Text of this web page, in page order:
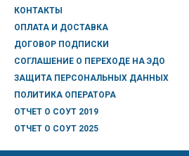
КОНТАКТЫ
ОПЛАТА И ДОСТАВКА
ДОГОВОР ПОДПИСКИ
СОГЛАШЕНИЕ О ПЕРЕХОДЕ НА ЭДО
ЗАЩИТА ПЕРСОНАЛЬНЫХ ДАННЫХ
ПОЛИТИКА ОПЕРАТОРА
ОТЧЕТ О СОУТ 2019
ОТЧЕТ О СОУТ 2025